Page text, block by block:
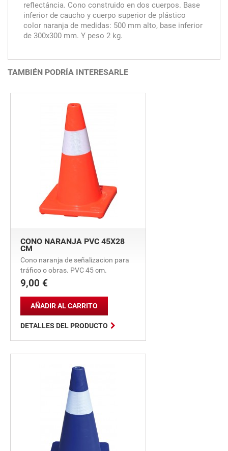
reflectáncia. Cono construido en dos cuerpos. Base
inferior de caucho y cuerpo superior de plástico
color naranja de medidas: 500 mm alto, base inferior
de 300x300 mm. Y peso 2 kg.
TAMBIÉN PODRÍA INTERESARLE
CONO NARANJA PVC 45X28
CM
Cono naranja de señalizacion para
tráfico o obras. PVC 45 cm.
Precio
9,00 €

AÑADIR AL CARRITO
DETALLES DEL PRODUCTO